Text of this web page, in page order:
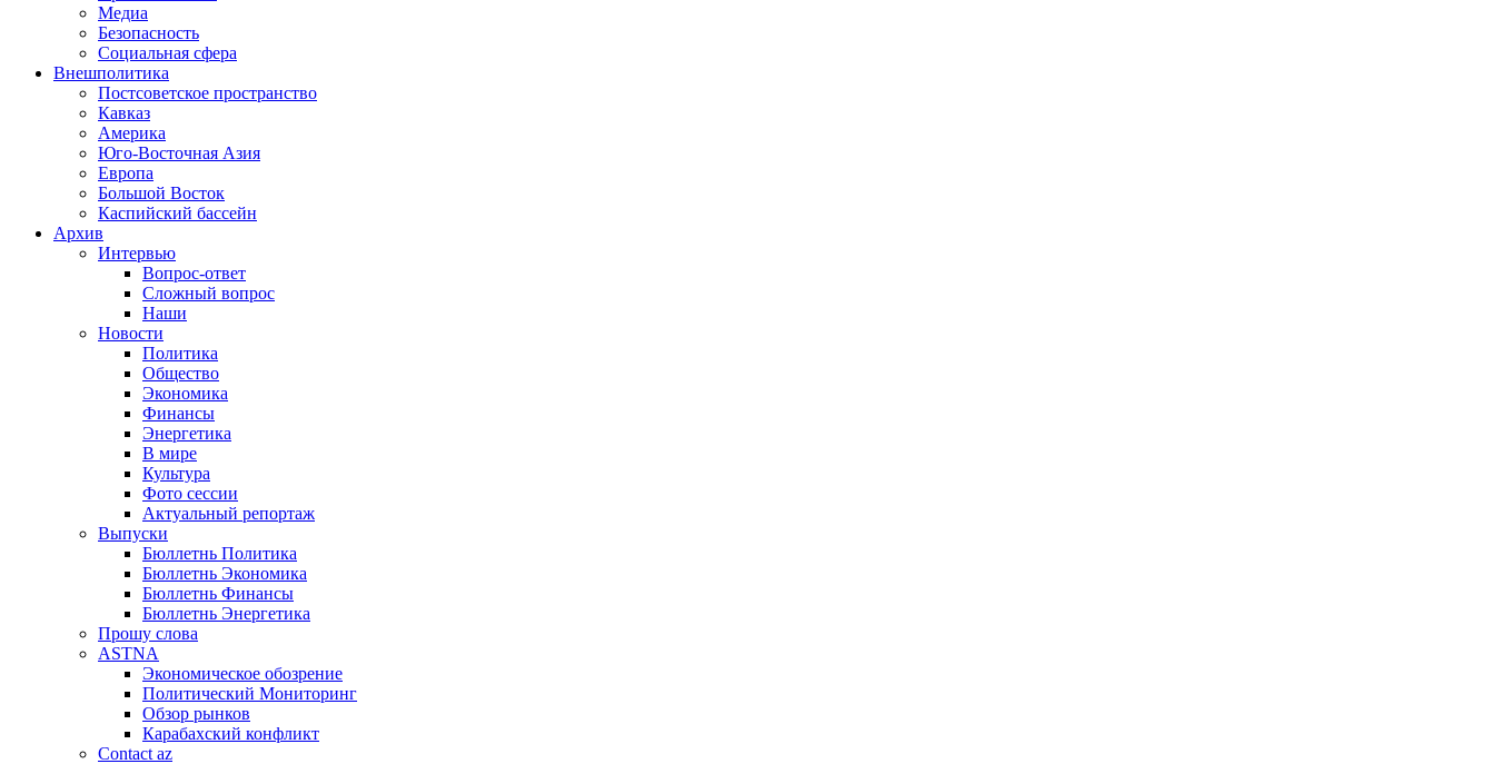
Медиа
Безопасность
Социальная сфера
Внешполитика
Постсоветское пространство
Кавказ
Америка
Юго-Восточная Азия
Европа
Большой Восток
Каспийский бассейн
Архив
Интервью
Вопрос-ответ
Сложный вопрос
Наши
Новости
Политика
Общество
Экономика
Финансы
Энергетика
В мире
Культура
Фото сессии
Актуальный репортаж
Выпуски
Бюллетнь Политика
Бюллетнь Экономика
Бюллетнь Финансы
Бюллетнь Энергетика
Прошу слова
ASTNA
Экономическое обозрение
Политический Мониторинг
Обзор рынков
Карабахский конфликт
Contact az